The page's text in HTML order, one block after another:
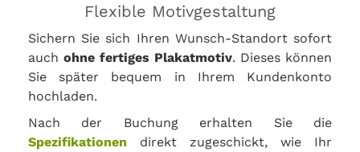
Flexible Motivgestaltung
Sichern Sie sich Ihren Wunsch-Standort sofort
auch ohne fertiges Plakatmotiv. Dieses können
Sie später bequem in Ihrem Kundenkonto
hochladen.
Nach der Buchung erhalten Sie die
Spezifikationen direkt zugeschickt, wie Ihr